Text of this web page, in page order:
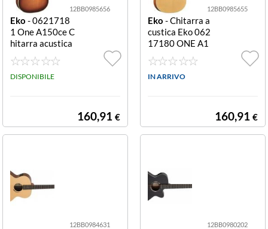
12BB0985656
Eko - 0621718
1 One A150ce C
hitarra acustica
Vintage Burst A
150ce
DISPONIBILE
160,91 €
12BB0985655
Eko - Chitarra a
custica Eko 062
17180 ONE A1
50ce Natural A
150ce
IN ARRIVO
160,91 €
12BB0984631 12BB0980202